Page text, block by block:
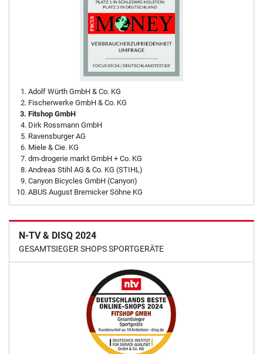
Adolf Würth GmbH & Co. KG
Fischerwerke GmbH & Co. KG
Fitshop GmbH
Dirk Rossmann GmbH
Ravensburger AG
Miele & Cie. KG
dm-drogerie markt GmbH + Co. KG
Andreas Stihl AG & Co. KG (STIHL)
Canyon Bicycles GmbH (Canyon)
ABUS August Bremicker Söhne KG
N-TV & DISQ 2024
GESAMTSIEGER SHOPS SPORTGERÄTE